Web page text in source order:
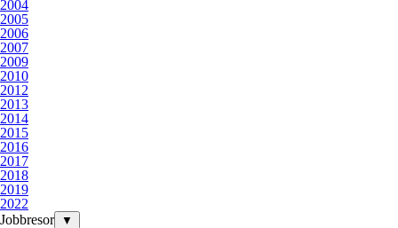
2004
2005
2006
2007
2009
2010
2012
2013
2014
2015
2016
2017
2018
2019
2022
Jobbresor
▼